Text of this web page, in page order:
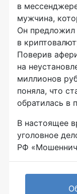
в
мужчина,
Он предложил
в
Поверив
на
миллионов
поняла, что
обратилась в
В настоящее
уголовное
РФ